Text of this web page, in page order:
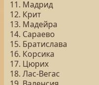
11. Мадрид
12. Крит
13. Мадейра
14. Сараево
15. Братислава
16. Корсика
17. Цюрих
18. Лас-Вегас